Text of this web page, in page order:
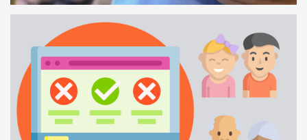
OS TREINADORES E A APP
1 MINUTO E 17 SEGUNDOS